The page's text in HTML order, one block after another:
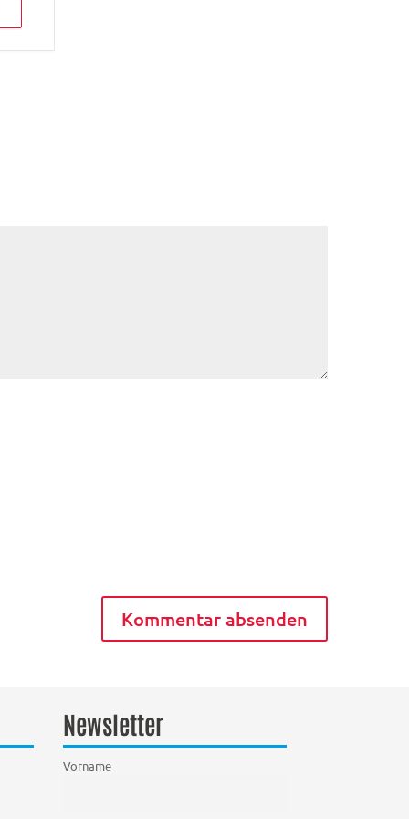
Newsletter
Vorname